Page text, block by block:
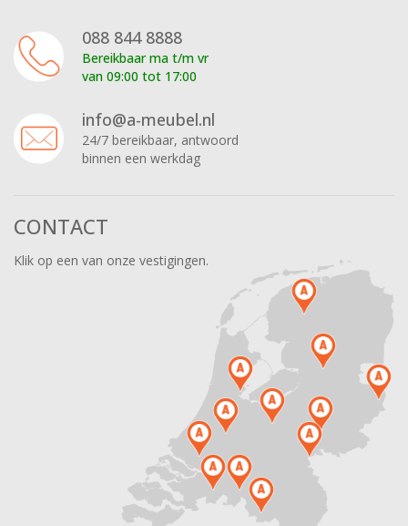
088 844 8888
Bereikbaar ma t/m vr
van 09:00 tot 17:00
info@a-meubel.nl
24/7 bereikbaar, antwoord
binnen een werkdag
CONTACT
Klik op een van onze vestigingen.